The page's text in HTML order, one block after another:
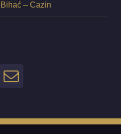
– Cazin